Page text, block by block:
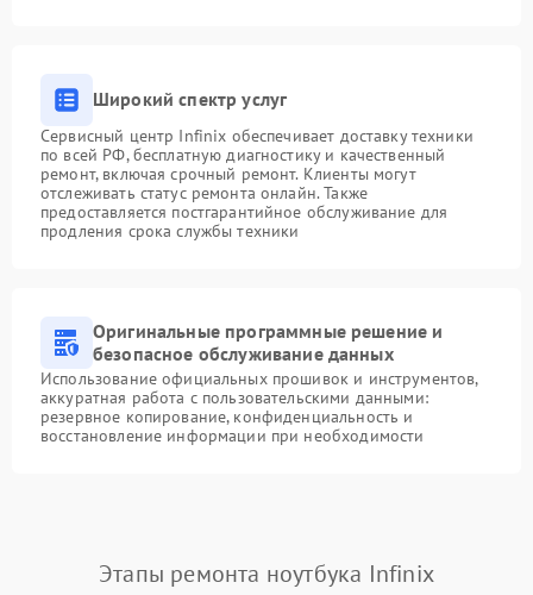
Широкий спектр услуг
Сервисный центр Infinix обеспечивает доставку техники
по всей РФ, бесплатную диагностику и качественный
ремонт, включая срочный ремонт. Клиенты могут
отслеживать статус ремонта онлайн. Также
предоставляется постгарантийное обслуживание для
продления срока службы техники
Оригинальные программные решение и
безопасное обслуживание данных
Использование официальных прошивок и инструментов,
аккуратная работа с пользовательскими данными:
резервное копирование, конфиденциальность и
восстановление информации при необходимости
Этапы ремонта ноутбука Infinix